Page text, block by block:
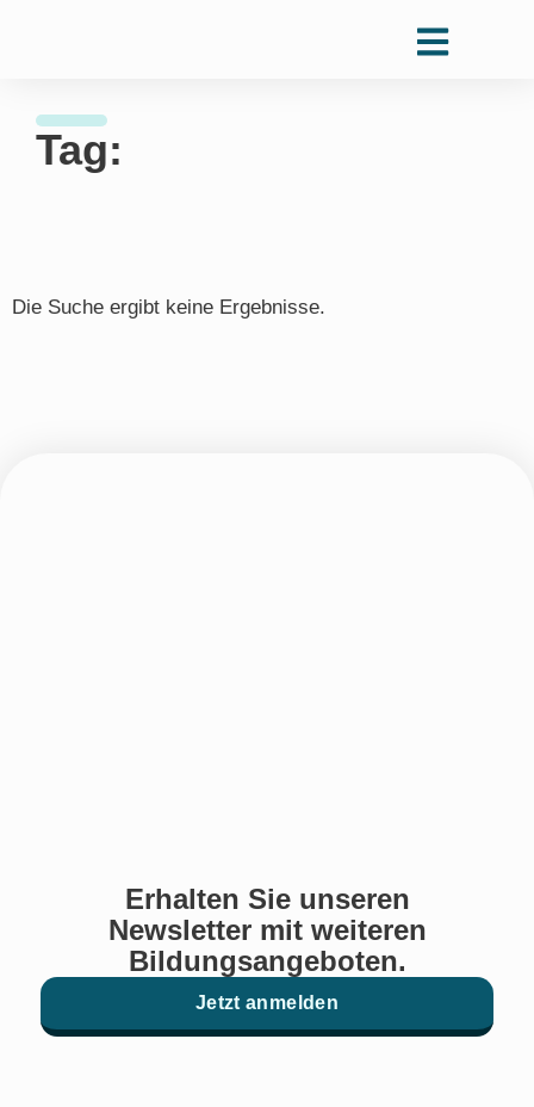
Tag:
Die Suche ergibt keine Ergebnisse.
Erhalten Sie unseren
Newsletter mit weiteren
Bildungsangeboten.
Jetzt anmelden